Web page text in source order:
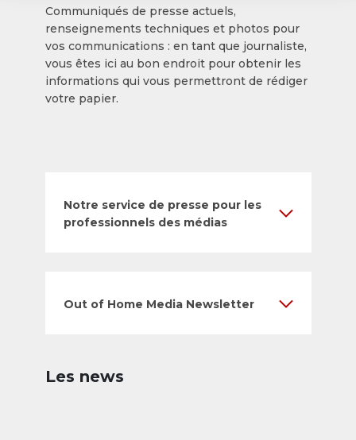
Communiqués de presse actuels,
renseignements techniques et photos pour
vos communications : en tant que journaliste,
vous êtes ici au bon endroit pour obtenir les
informations qui vous permettront de rédiger
votre papier.
Notre service de presse pour les
professionnels des médias
Out of Home Media Newsletter
Les news